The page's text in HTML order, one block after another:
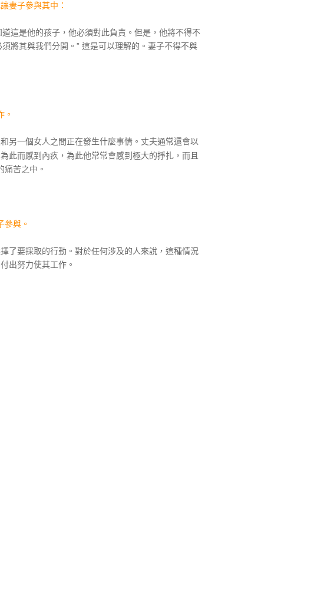
妻子參與其中：
這是他的孩子，他必須對此負責。但是，他將不得不
將其與我們分開。” 這是可以理解的。妻子不得不與
。
另一個女人之間正在發生什麼事情。丈夫通常還會以
此而感到內疚，為此他常常會感到極大的掙扎，而且
苦之中。
參與。
了要採取的行動。對於任何涉及的人來說，這種情況
出努力使其工作。